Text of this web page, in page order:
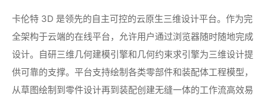
卡伦特 3D 是领先的自主可控的云原生三维设计平台。作为完
全架构于云端的在线平台，允许用户通过浏览器随时随地完成
设计。自研三维几何建模引擎和几何约束求引擎为三维设计提
供可靠的支撑。平台支持绘制各类零部件和装配体工程模型，
从草图绘制到零件设计再到装配创建无缝一体的工作流高效易